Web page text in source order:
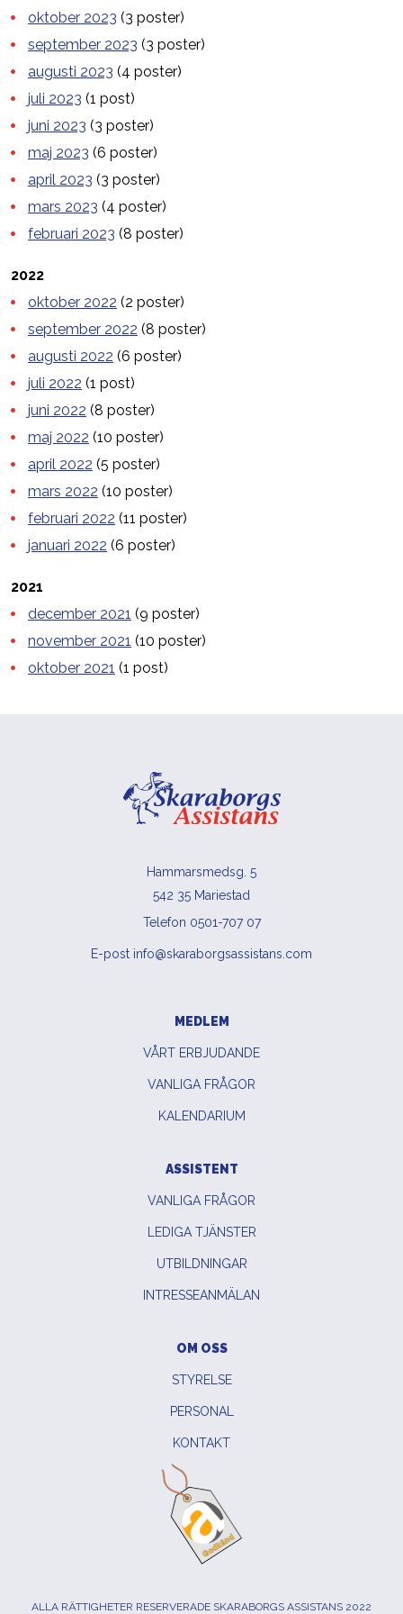
oktober 2023 (3 poster)
september 2023 (3 poster)
augusti 2023 (4 poster)
juli 2023 (1 post)
juni 2023 (3 poster)
maj 2023 (6 poster)
april 2023 (3 poster)
mars 2023 (4 poster)
februari 2023 (8 poster)
2022
oktober 2022 (2 poster)
september 2022 (8 poster)
augusti 2022 (6 poster)
juli 2022 (1 post)
juni 2022 (8 poster)
maj 2022 (10 poster)
april 2022 (5 poster)
mars 2022 (10 poster)
februari 2022 (11 poster)
januari 2022 (6 poster)
2021
december 2021 (9 poster)
november 2021 (10 poster)
oktober 2021 (1 post)
Hammarsmedsg. 5
542 35 Mariestad
Telefon 0501-707 07
E-post info@skaraborgsassistans.com
MEDLEM
VÅRT ERBJUDANDE
VANLIGA FRÅGOR
KALENDARIUM
ASSISTENT
VANLIGA FRÅGOR
LEDIGA TJÄNSTER
UTBILDNINGAR
INTRESSEANMÄLAN
OM OSS
STYRELSE
PERSONAL
KONTAKT
ALLA RÄTTIGHETER RESERVERADE SKARABORGS ASSISTANS 2022